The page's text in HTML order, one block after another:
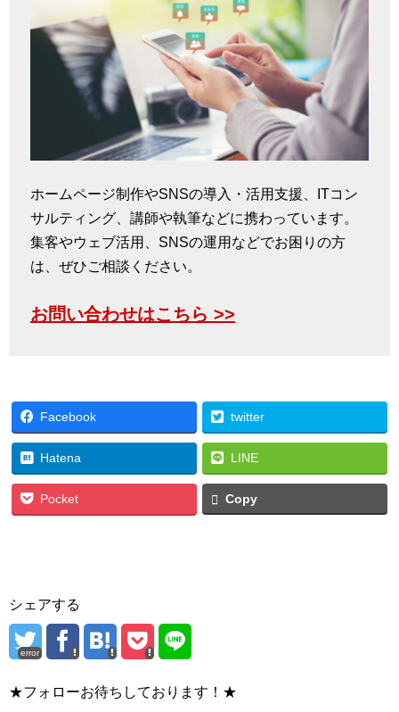
ホームページ制作やSNSの導入・活用支援、ITコン
サルティング、講師や執筆などに携わっています。
集客やウェブ活用、SNSの運用などでお困りの方
は、ぜひご相談ください。
お問い合わせはこちら >>
Facebook twitter
Hatena LINE
Pocket Copy
シェアする
error
★フォローお待ちしております！★